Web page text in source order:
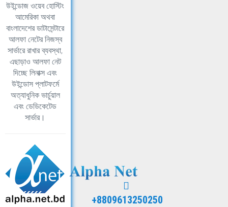
উইন্ডোজ ওয়েব হোস্টিং
আমেরিকা অথবা
বাংলাদেশের ডাটাসেন্টারে
আলফা নেটের নিজস্ব
সার্ভারে রাখার ব্যবস্থা,
এছাড়াও আলফা নেট
দিচ্ছে লিনাক্স এবং
উইন্ডোস প্লাটফর্মে
অত্যাধুনিক ভার্চুয়াল
এবং ডেডিকেটেড
সার্ভার।
+8809613250250